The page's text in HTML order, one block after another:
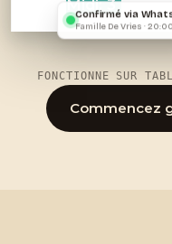
Midi: 3
Confirmé via
Famille De Vries · 20:00
FONCTIONNE SUR
Commencez